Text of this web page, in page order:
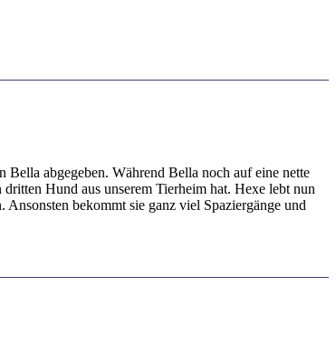
abgegeben. Während Bella noch auf eine nette
Hund aus unserem Tierheim hat. Hexe lebt nun
bekommt sie ganz viel Spaziergänge und